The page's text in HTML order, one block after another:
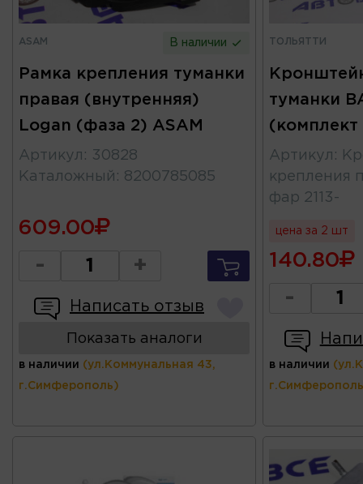
ASAM В наличии
Рамка крепления туманки
правая (внутренняя)
Logan (фаза 2) ASAM
Артикул : 30828
Каталожный : 8200785085
609.00
- +
Написать отзыв
Показать аналоги
в наличии (ул.Коммунальная 43,
г.Симферополь)
ТОЛЬЯТТИ
туманки
(комплект
Артикул :
крепления
фар 2113-
цена за 2 шт
140.80
-
в наличии